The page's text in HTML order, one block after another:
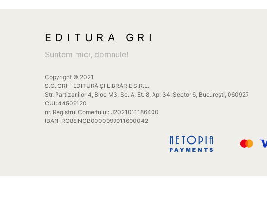
EDITURA GRI
Suntem mici, domnule!
Copyright © 2021
S.C. GRI - EDITURĂ ȘI LIBRĂRIE S.R.L.
Str. Partizanilor 4, Bloc M3, Sc. A, Et. 8, Ap. 34, Sector 6, București, 060927
CUI: 44509120
nr. Registrul Comertului: J2021011186400
IBAN: RO88INGB0000999911600042